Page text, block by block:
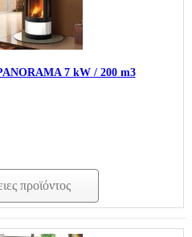
7 kW / 200 m3
προϊόντος